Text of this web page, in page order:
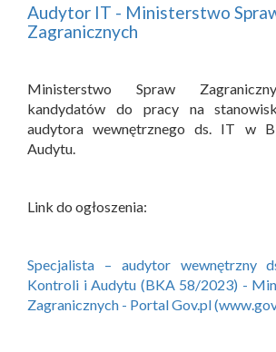
Audytor IT - Ministerstwo
Zagranicznych
Ministerstwo Spraw
kandydatów do pracy na
audytora wewnętrznego ds. IT w
Audytu.
Link do ogłoszenia:
Specjalista – audytor wewnętrzny
Kontroli i Audytu (BKA 58/2023) -
Zagranicznych - Portal Gov.pl